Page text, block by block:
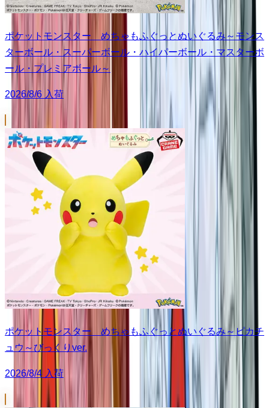
ポケットモンスター めちゃもふぐっとぬいぐるみ～モンス
ターボール・スーパーボール・ハイパーボール・マスターボ
ール・プレミアボール～
2026/8/6 入荷
ポケットモンスター めちゃもふぐっとぬいぐるみ～ピカチ
ュウ～びっくりver.
2026/8/4 入荷